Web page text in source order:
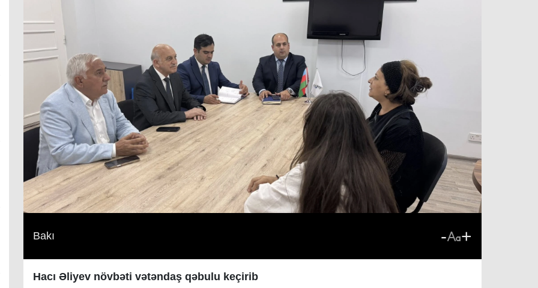
Bakı - +
Hacı Əliyev növbəti vətəndaş qəbulu keçirib